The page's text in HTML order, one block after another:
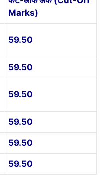
Marks)
59.50
59.50
59.50
59.50
59.50
59.50